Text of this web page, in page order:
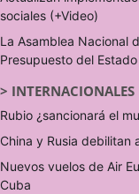
sociales (+Video)
La Asamblea Nacional
Presupuesto del
> INTERNACIONALES
Rubio ¿sancionará el
China y Rusia debilitan
Nuevos vuelos de Air
Cuba